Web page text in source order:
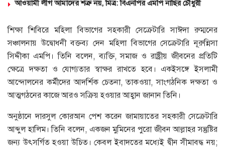
আওয়ামী লীগ আমাদের শত্রু নয়, মিত্র: বিএনপির এমপি নাছির চৌধুরী
শিক্ষা শিবিরে মহিলা বিভাগের সহকারী সেক্রেটারি সাঈদা রুম্মনের
সঞ্চালনায় উদ্বোধনী বক্তব্য দেন মহিলা বিভাগের সেক্রেটারি নূরুন্নিসা
সিদ্দীকা এমপি। তিনি বলেন, ব্যক্তি, সমাজ ও রাষ্ট্রীয় জীবনের প্রতিটি
ক্ষেত্রে দক্ষতা ও যোগ্যতার স্বাক্ষর রাখতে হবে। একইসঙ্গে ইসলামী
আন্দোলনের কর্মীদের আদর্শিক চেতনা, তাকওয়া, সাংগঠনিক দক্ষতা ও
আত্মগঠনের কাজে আরও সক্রিয় হওয়ার আহ্বান জানান তিনি।
অনুষ্ঠানে দারসুল কোরআন পেশ করেন জামায়াতের সহকারী সেক্রেটারি
আব্দুল হালিম। তিনি বলেন, একজন মুমিনের পুরো জীবন আল্লাহর সন্তুষ্টির
জন্য উৎসর্গিত হওয়া উচিত। কেবল ইবাদতের মধ্যেই দ্বীন সীমাবদ্ধ নয়;